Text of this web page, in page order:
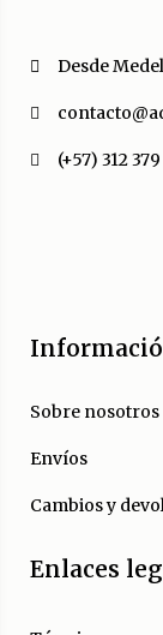
Desde
(+57) 312 379
Sobre nosotros
Envíos
Cambios y
Enlaces